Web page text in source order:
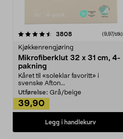
3808anmeldelser(9,97/stk)
Kjøkkenrengjøring
Mikrofiberklut 32 x 31 cm, 4-
pakning
Kåret til «soleklar favoritt» i
svenske Afton...
Utførelse: Grå/beige
39,90
Legg i handlekurv
4.5av 5 stjerner